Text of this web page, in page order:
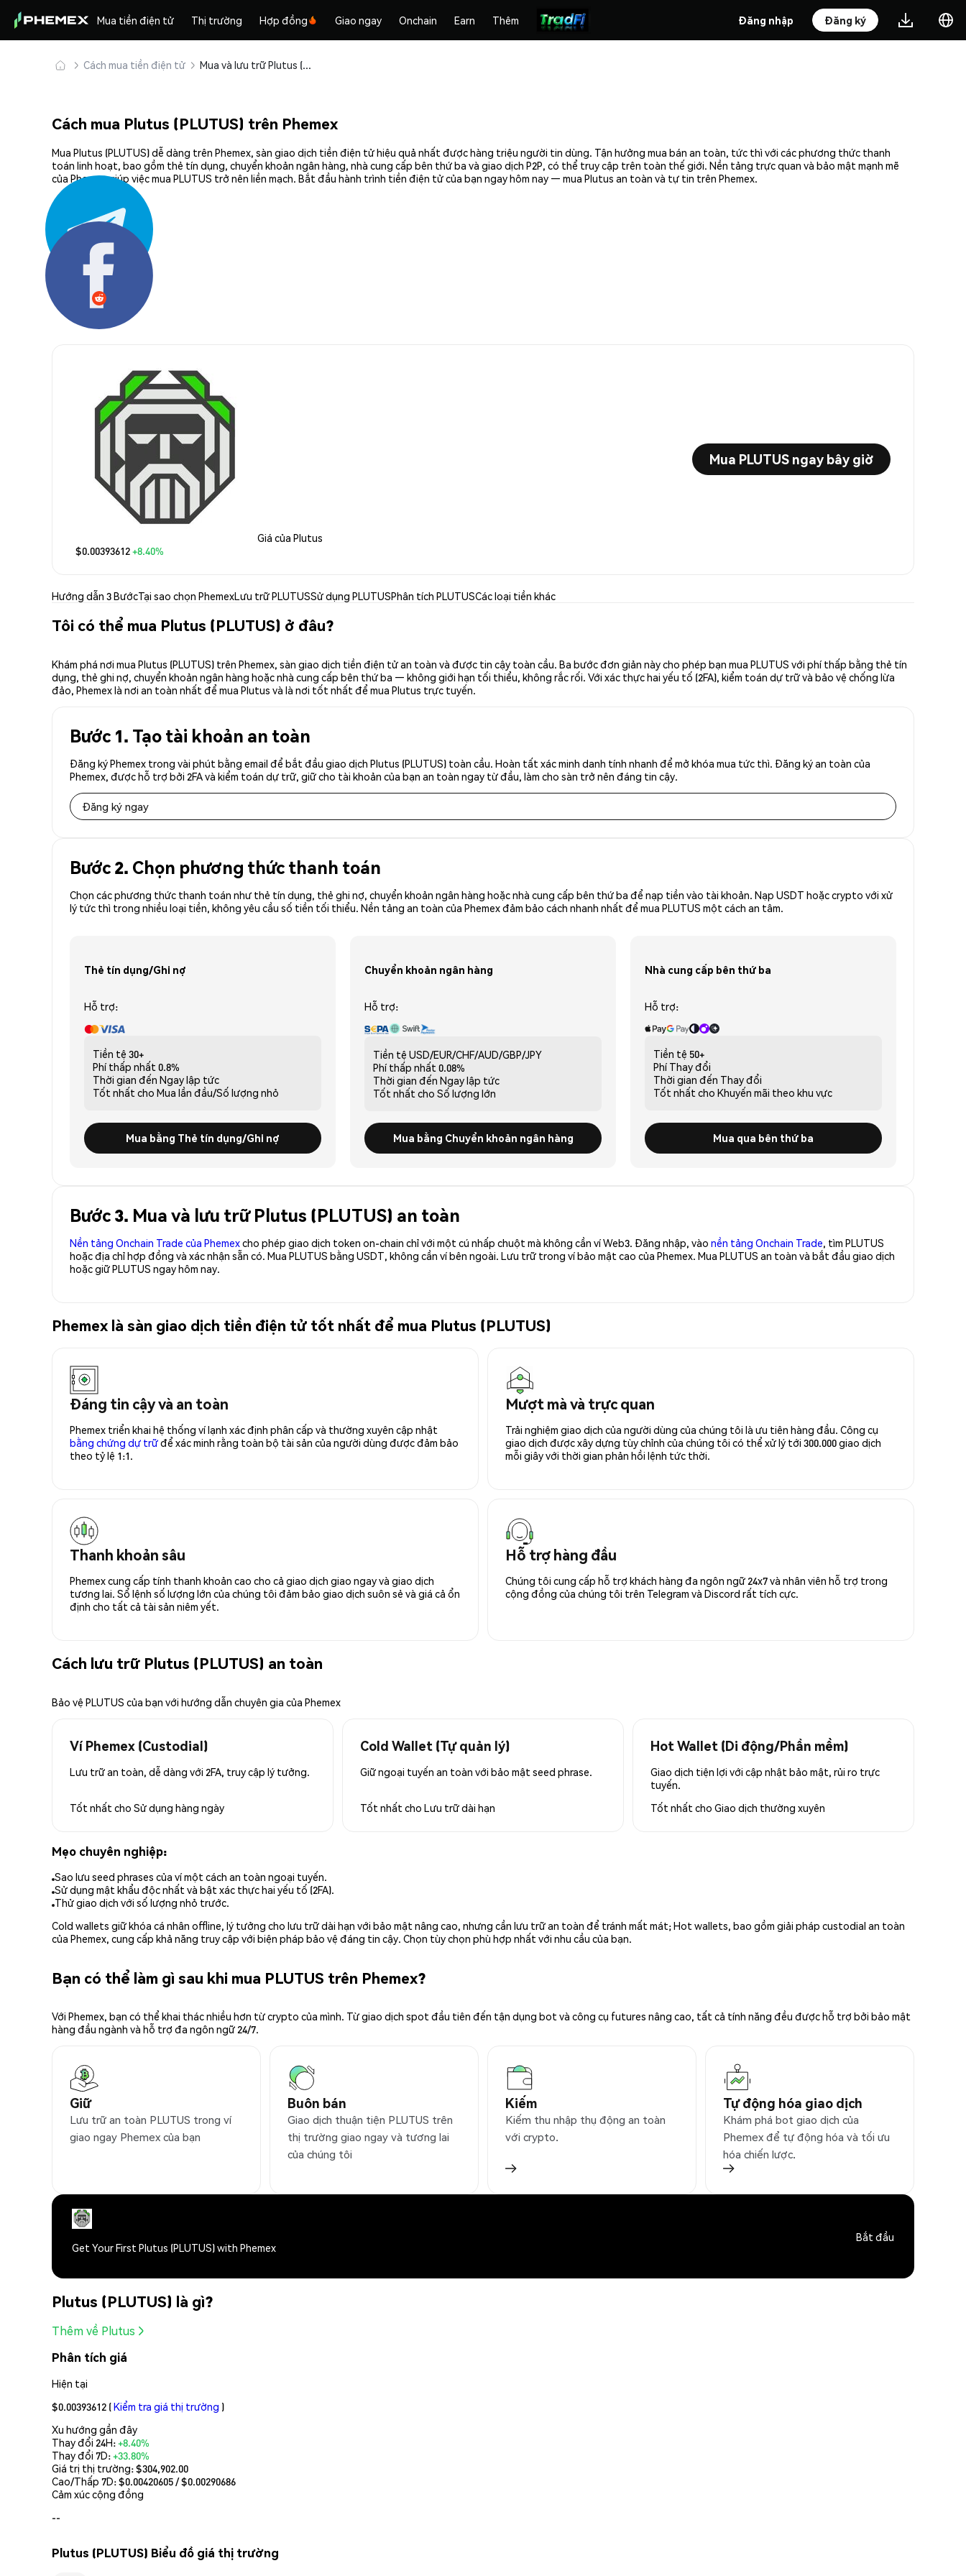
Mua tiền điện tử Thị trường Hợp đồng Giao ngay Onchain Earn Thêm Đăng nhập Đăng ký
Cách mua tiền điện tử Mua và lưu trữ Plutus (PLUTUS) an toàn
Cách mua Plutus (PLUTUS) trên Phemex
Mua Plutus (PLUTUS) dễ dàng trên Phemex, sàn giao dịch tiền điện tử hiệu quả nhất được hàng triệu người tin dùng. Tận hưởng mua bán an toàn, tức thì với các phương thức thanh
toán linh hoạt, bao gồm thẻ tín dụng, chuyển khoản ngân hàng, nhà cung cấp bên thứ ba và giao dịch P2P, có thể truy cập trên toàn thế giới. Nền tảng trực quan và bảo mật mạnh mẽ
của Phemex giúp việc mua PLUTUS trở nên liền mạch. Bắt đầu hành trình tiền điện tử của bạn ngay hôm nay — mua Plutus an toàn và tự tin trên Phemex.
Chia sẻ:
Giá của Plutus
$0.00393612+8.40%
Mua PLUTUS ngay bây giờ
Hướng dẫn 3 BướcTại sao chọn PhemexLưu trữ PLUTUSSử dụng PLUTUSPhân tích PLUTUSCác loại tiền khác
Tôi có thể mua Plutus (PLUTUS) ở đâu?
Khám phá nơi mua Plutus (PLUTUS) trên Phemex, sàn giao dịch tiền điện tử an toàn và được tin cậy toàn cầu. Ba bước đơn giản này cho phép bạn mua PLUTUS với phí thấp bằng thẻ tín
dụng, thẻ ghi nợ, chuyển khoản ngân hàng hoặc nhà cung cấp bên thứ ba — không giới hạn tối thiểu, không rắc rối. Với xác thực hai yếu tố (2FA), kiểm toán dự trữ và bảo vệ chống lừa
đảo, Phemex là nơi an toàn nhất để mua Plutus và là nơi tốt nhất để mua Plutus trực tuyến.
Bước 1. Tạo tài khoản an toàn
Đăng ký Phemex trong vài phút bằng email để bắt đầu giao dịch Plutus (PLUTUS) toàn cầu. Hoàn tất xác minh danh tính nhanh để mở khóa mua tức thì. Đăng ký an toàn của
Phemex, được hỗ trợ bởi 2FA và kiểm toán dự trữ, giữ cho tài khoản của bạn an toàn ngay từ đầu, làm cho sàn trở nên đáng tin cậy.
Đăng ký ngay
Bước 2. Chọn phương thức thanh toán
Chọn các phương thức thanh toán như thẻ tín dụng, thẻ ghi nợ, chuyển khoản ngân hàng hoặc nhà cung cấp bên thứ ba để nạp tiền vào tài khoản. Nạp USDT hoặc crypto với xử
lý tức thì trong nhiều loại tiền, không yêu cầu số tiền tối thiểu. Nền tảng an toàn của Phemex đảm bảo cách nhanh nhất để mua PLUTUS một cách an tâm.
Thẻ tín dụng/Ghi nợ
Hỗ trợ:
Tiền tệ 30+
Phí thấp nhất 0.8%
Thời gian đến Ngay lập tức
Tốt nhất cho Mua lần đầu/Số lượng nhỏ
Mua bằng Thẻ tín dụng/Ghi nợ
Chuyển khoản ngân hàng
Hỗ trợ:
Tiền tệ USD/EUR/CHF/AUD/GBP/JPY
Phí thấp nhất 0.08%
Thời gian đến Ngay lập tức
Tốt nhất cho Số lượng lớn
Mua bằng Chuyển khoản ngân hàng
Nhà cung cấp bên thứ ba
Hỗ trợ:
Tiền tệ 50+
Phí Thay đổi
Thời gian đến Thay đổi
Tốt nhất cho Khuyến mãi theo khu vực
Mua qua bên thứ ba
Bước 3. Mua và lưu trữ Plutus (PLUTUS) an toàn
Nền tảng Onchain Trade của Phemexcho phép giao dịch token on-chain chỉ với một cú nhấp chuột mà không cần ví Web3. Đăng nhập, vào nền tảng Onchain Trade, tìm PLUTUS
hoặc địa chỉ hợp đồng và xác nhận sẵn có. Mua PLUTUS bằng USDT, không cần ví bên ngoài. Lưu trữ trong ví bảo mật cao của Phemex. Mua PLUTUS an toàn và bắt đầu giao dịch
hoặc giữ PLUTUS ngay hôm nay.
Phemex là sàn giao dịch tiền điện tử tốt nhất để mua Plutus (PLUTUS)
Đáng tin cậy và an toàn
Phemex triển khai hệ thống ví lạnh xác định phân cấp và thường xuyên cập nhật
bằng chứng dự trữđể xác minh rằng toàn bộ tài sản của người dùng được đảm bảo
theo tỷ lệ 1:1.
Mượt mà và trực quan
Trải nghiệm giao dịch của người dùng của chúng tôi là ưu tiên hàng đầu. Công cụ
giao dịch được xây dựng tùy chỉnh của chúng tôi có thể xử lý tới 300.000 giao dịch
mỗi giây với thời gian phản hồi lệnh tức thời.
Thanh khoản sâu
Phemex cung cấp tính thanh khoản cao cho cả giao dịch giao ngay và giao dịch
tương lai. Sổ lệnh số lượng lớn của chúng tôi đảm bảo giao dịch suôn sẻ và giá cả ổn
định cho tất cả tài sản niêm yết.
Hỗ trợ hàng đầu
Chúng tôi cung cấp hỗ trợ khách hàng đa ngôn ngữ 24x7 và nhân viên hỗ trợ trong
cộng đồng của chúng tôi trên Telegram và Discord rất tích cực.
Cách lưu trữ Plutus (PLUTUS) an toàn
Bảo vệ PLUTUS của bạn với hướng dẫn chuyên gia của Phemex
Ví Phemex (Custodial)
Lưu trữ an toàn, dễ dàng với 2FA, truy cập lý tưởng.
Tốt nhất cho Sử dụng hàng ngày
Cold Wallet (Tự quản lý)
Giữ ngoại tuyến an toàn với bảo mật seed phrase.
Tốt nhất cho Lưu trữ dài hạn
Hot Wallet (Di động/Phần mềm)
Giao dịch tiện lợi với cập nhật bảo mật, rủi ro trực
tuyến.
Tốt nhất cho Giao dịch thường xuyên
Mẹo chuyên nghiệp:
Sao lưu seed phrases của ví một cách an toàn ngoại tuyến.
Sử dụng mật khẩu độc nhất và bật xác thực hai yếu tố (2FA).
Thử giao dịch với số lượng nhỏ trước.
Cold wallets giữ khóa cá nhân offline, lý tưởng cho lưu trữ dài hạn với bảo mật nâng cao, nhưng cần lưu trữ an toàn để tránh mất mát; Hot wallets, bao gồm giải pháp custodial an toàn
của Phemex, cung cấp khả năng truy cập với biện pháp bảo vệ đáng tin cậy. Chọn tùy chọn phù hợp nhất với nhu cầu của bạn.
Bạn có thể làm gì sau khi mua PLUTUS trên Phemex?
Với Phemex, bạn có thể khai thác nhiều hơn từ crypto của mình. Từ giao dịch spot đầu tiên đến tận dụng bot và công cụ futures nâng cao, tất cả tính năng đều được hỗ trợ bởi bảo mật
hàng đầu ngành và hỗ trợ đa ngôn ngữ 24/7.
Giữ
Lưu trữ an toàn PLUTUS trong ví
giao ngay Phemex của bạn
Buôn bán
Giao dịch thuận tiện PLUTUS trên
thị trường giao ngay và tương lai
của chúng tôi
Kiếm
Kiếm thu nhập thụ động an toàn
với crypto.
Tự động hóa giao dịch
Khám phá bot giao dịch của
Phemex để tự động hóa và tối ưu
hóa chiến lược.
Get Your First Plutus (PLUTUS) with Phemex
Bắt đầu
Plutus (PLUTUS) là gì?
Thêm về Plutus
Phân tích giá
Hiện tại
$0.00393612 (Kiểm tra giá thị trường )
Xu hướng gần đây
Thay đổi 24H:+8.40%
Thay đổi 7D:+33.80%
Giá trị thị trường:$304,902.00
Cao/Thấp 7D: $0.00420605/ $0.00290686
Cảm xúc cộng đồng
--
Plutus (PLUTUS) Biểu đồ giá thị trường